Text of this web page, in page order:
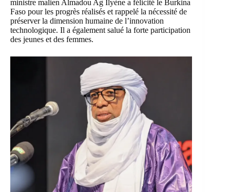
ministre malien Almadou Ag Ilyène a félicité le Burkina
Faso pour les progrès réalisés et rappelé la nécessité de
préserver la dimension humaine de l’innovation
technologique. Il a également salué la forte participation
des jeunes et des femmes.